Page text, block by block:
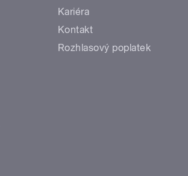
Kariéra
Kontakt
Rozhlasový poplatek